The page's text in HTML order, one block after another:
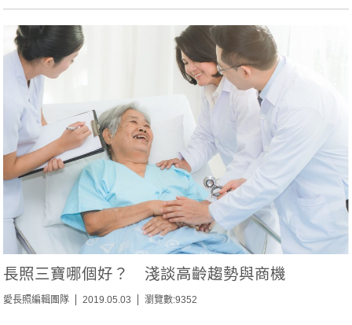
長照三寶哪個好？ 淺談高齡趨勢與商機
愛長照編輯團隊 2019.05.03 瀏覽數:9352